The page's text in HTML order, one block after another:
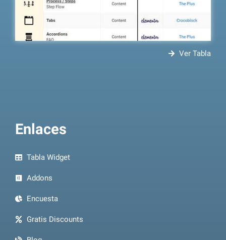
Enlaces
Tabla Widget
Addons
Encuesta
Gratis Discounts
Ver Tabla